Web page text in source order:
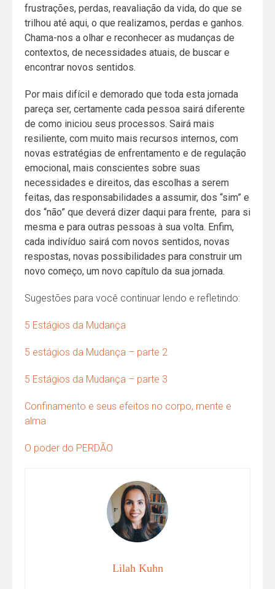
frustrações, perdas, reavaliação da vida, do que se
trilhou até aqui, o que realizamos, perdas e ganhos.
Chama-nos a olhar e reconhecer as mudanças de
contextos, de necessidades atuais, de buscar e
encontrar novos sentidos.
Por mais difícil e demorado que toda esta jornada
pareça ser, certamente cada pessoa sairá diferente
de como iniciou seus processos. Sairá mais
resiliente, com muito mais recursos internos, com
novas estratégias de enfrentamento e de regulação
emocional, mais conscientes sobre suas
necessidades e direitos, das escolhas a serem
feitas, das responsabilidades a assumir, dos “sim” e
dos “não” que deverá dizer daqui para frente, para si
mesma e para outras pessoas à sua volta. Enfim,
cada indivíduo sairá com novos sentidos, novas
respostas, novas possibilidades para construir um
novo começo, um novo capítulo da sua jornada.
Sugestões para você continuar lendo e refletindo:
5 Estágios da Mudança
5 estágios da Mudança – parte 2
5 Estágios da Mudança – parte 3
Confinamento e seus efeitos no corpo, mente e
alma
O poder do PERDÃO
Lilah Kuhn